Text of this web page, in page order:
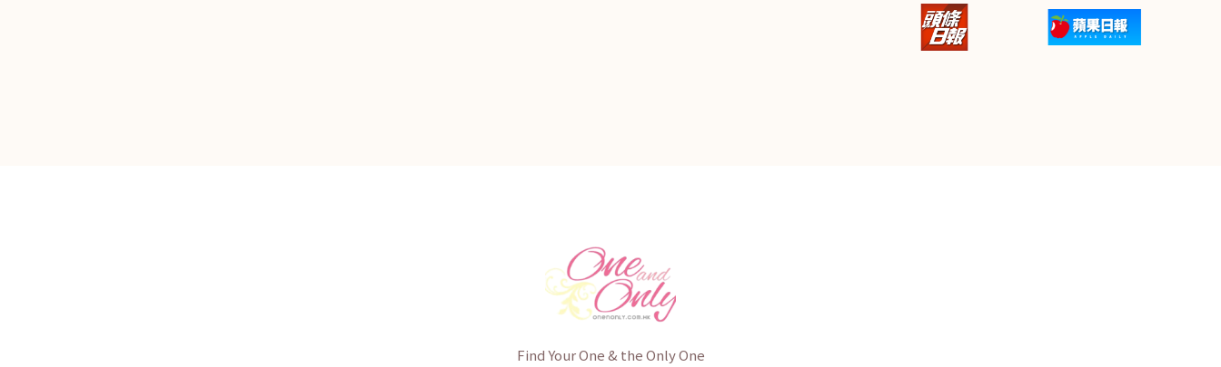
Find Your One & the Only One